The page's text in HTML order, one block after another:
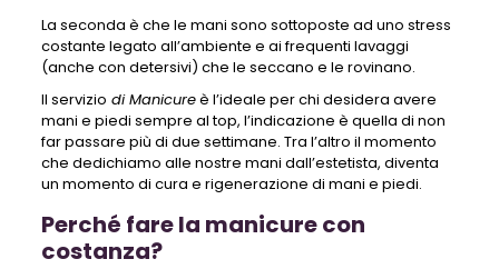
La seconda è che le mani sono sottoposte ad uno stress
costante legato all’ambiente e ai frequenti lavaggi
(anche con detersivi) che le seccano e le rovinano.
Il servizio di Manicureè l’ideale per chi desidera avere
mani e piedi sempre al top, l’indicazione è quella di non
far passare più di due settimane. Tra l’altro il momento
che dedichiamo alle nostre mani dall’estetista, diventa
un momento di cura e rigenerazione di mani e piedi.
Perché fare la manicure con
costanza?